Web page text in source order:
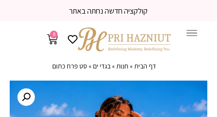
משלוח עד הבית 3-5 ימי עסקים
0
דף הבית» חנות» בגדי ים» סט פרח כתום